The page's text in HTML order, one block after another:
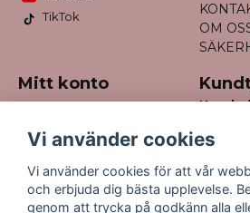
TikTok
OM
Mitt konto
Registrera dig
Glömt lösenord?
Har du
Vi använder cookies
Vi använder cookies för att vår
och erbjuda dig bästa upplevelse.
genom att trycka på godkänn alla